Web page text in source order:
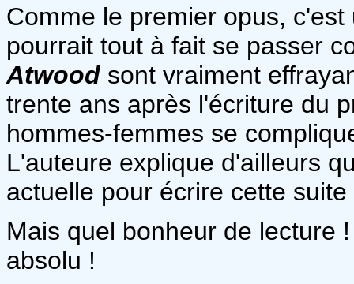
Comme le premier opus,
pourrait tout à fait se passer
Atwood sont vraiment
trente ans après l'écriture du
hommes-femmes se
L'auteure explique d'ailleurs
actuelle pour écrire cette
Mais quel bonheur de
absolu !